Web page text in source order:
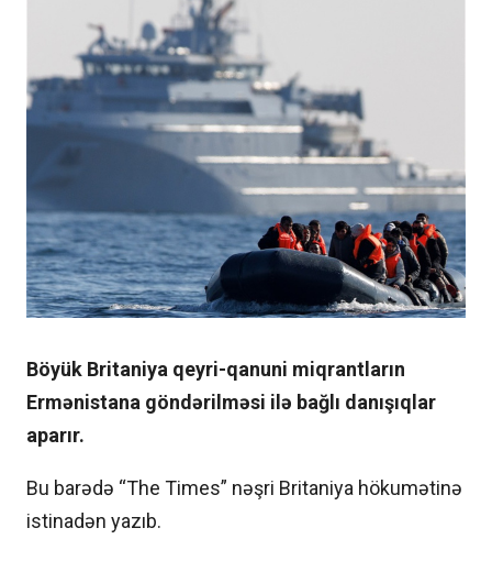
Böyük Britaniya qeyri-qanuni miqrantların
Ermənistana göndərilməsi ilə bağlı danışıqlar
aparır.
Bu barədə “The Times” nəşri Britaniya hökumətinə
istinadən yazıb.